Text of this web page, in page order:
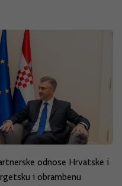
odnose Hrvatske i
i obrambenu